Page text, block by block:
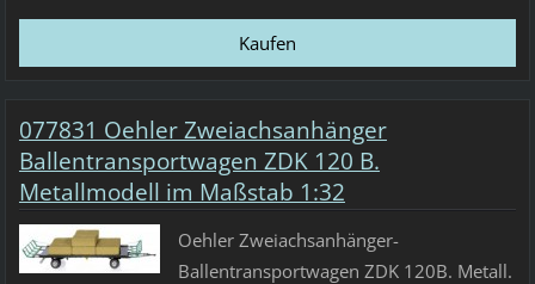
077831 Oehler Zweiachsanhänger
Ballentransportwagen ZDK 120 B.
Metallmodell im Maßstab 1:32
Oehler Zweiachsanhänger-
Ballentransportwagen ZDK 120B. Metall.